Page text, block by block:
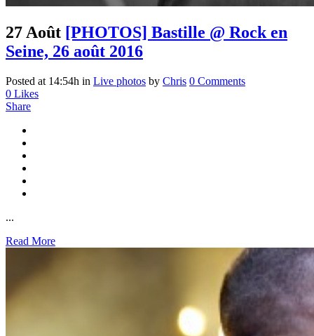
27 Août [PHOTOS] Bastille @ Rock en
Seine, 26 août 2016
Posted at 14:54h in Live photos by Chris 0 Comments
0 Likes
Share
...
Read More